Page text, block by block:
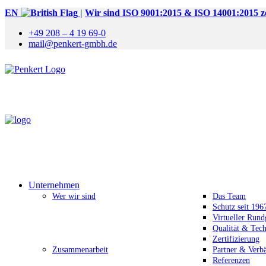
EN | Wir sind ISO 9001:2015 & ISO 14001:2015
+49 208 – 4 19 69-0
mail@penkert-gmbh.de
Unternehmen
Wer wir sind
Das Team
Schutz seit
Virtueller
Qualität &
Zertifizierung
Zusammenarbeit
Partner &
Referenzen